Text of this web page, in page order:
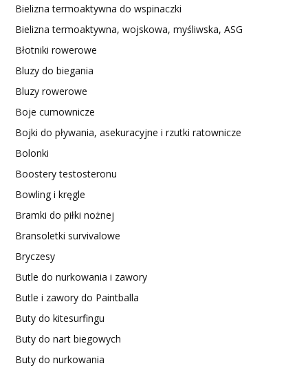
Bielizna termoaktywna do wspinaczki
Bielizna termoaktywna, wojskowa, myśliwska, ASG
Błotniki rowerowe
Bluzy do biegania
Bluzy rowerowe
Boje cumownicze
Bojki do pływania, asekuracyjne i rzutki ratownicze
Bolonki
Boostery testosteronu
Bowling i kręgle
Bramki do piłki nożnej
Bransoletki survivalowe
Bryczesy
Butle do nurkowania i zawory
Butle i zawory do Paintballa
Buty do kitesurfingu
Buty do nart biegowych
Buty do nurkowania